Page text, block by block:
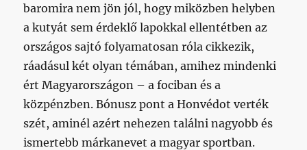
baromira nem jön jól, hogy miközben helyben
a kutyát sem érdeklő lapokkal ellentétben az
országos sajtó folyamatosan róla cikkezik,
ráadásul két olyan témában, amihez mindenki
ért Magyarországon – a fociban és a
közpénzben. Bónusz pont a Honvédot verték
szét, aminél azért nehezen találni nagyobb és
ismertebb márkanevet a magyar sportban.